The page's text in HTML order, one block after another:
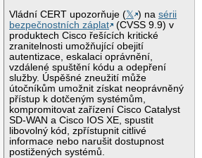
Vládní CERT upozorňuje (𝕏 ) nasérii
bezpečnostních záplat
(CVSS 9.9) v
produktech Cisco řešících kritické
zranitelnosti umožňující obejití
autentizace, eskalaci oprávnění,
vzdálené spuštění kódu a odepření
služby. Úspěšné zneužití může
útočníkům umožnit získat neoprávněný
přístup k dotčeným systémům,
kompromitovat zařízení Cisco Catalyst
SD-WAN a Cisco IOS XE, spustit
libovolný kód, zpřístupnit citlivé
informace nebo narušit dostupnost
postižených systémů.